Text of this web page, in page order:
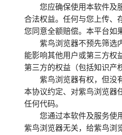
您应确保使用本软件及
合法权益。任何与您上传、
您同意全额赔偿。本平台如
紫鸟浏览器不预先筛选
能影响其他用户或第三方权
第三方的权益（包括知识产
紫鸟浏览器有权，但没
本协议约定、对紫鸟浏览器
任何代码。
您通过本软件及服务使
紫鸟浏览器无关，给紫鸟浏